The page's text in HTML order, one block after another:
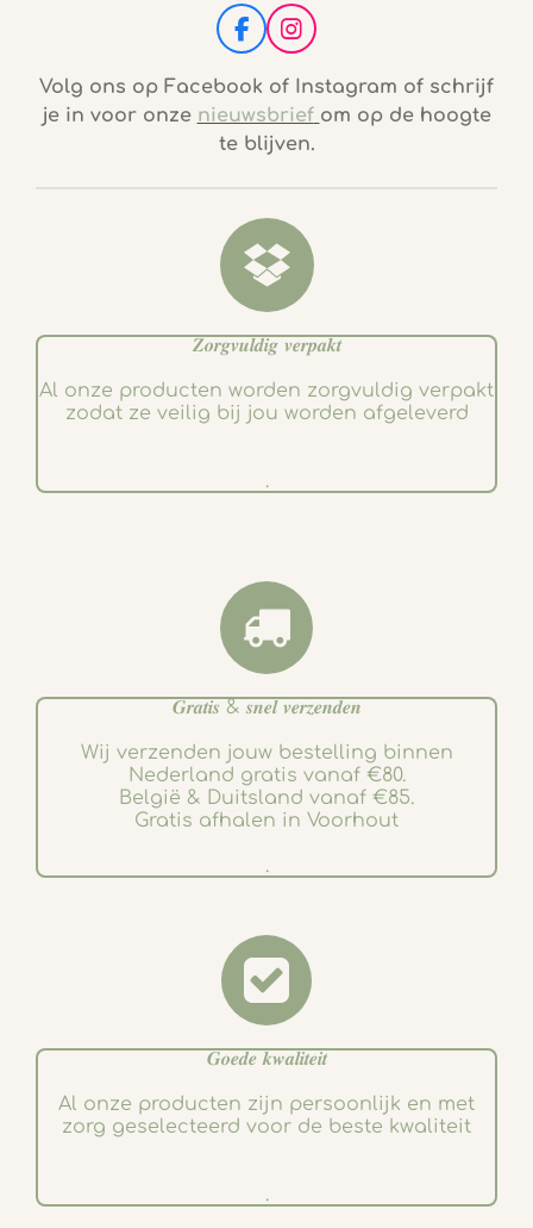
F
a
c
b
o
k
I
n
s
t
a
g
a
Volg ons op Facebook of Instagram of schrijf
je in voor onze nieuwsbrief om op de hoogte
te blijven.
𝒁𝒐𝒓𝒈𝒗𝒖𝒍𝒅𝒊𝒈 𝒗𝒆𝒓𝒑𝒂𝒌𝒕
Al onze producten worden zorgvuldig verpakt
zodat ze veilig bij jou worden afgeleverd
.
𝑮𝒓𝒂𝒕𝒊𝒔 & 𝒔𝒏𝒆𝒍 𝒗𝒆𝒓𝒛𝒆𝒏𝒅𝒆𝒏
Wij verzenden jouw bestelling binnen
Nederland gratis vanaf €80.
België & Duitsland vanaf €85.
Gratis afhalen in Voorhout
.
𝑮𝒐𝒆𝒅𝒆 𝒌𝒘𝒂𝒍𝒊𝒕𝒆𝒊𝒕
Al onze producten zijn persoonlijk en met
zorg geselecteerd voor de beste kwaliteit
.